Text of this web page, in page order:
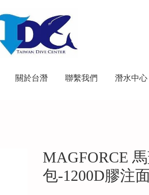
關於台潛 聯繫我們 潛水中心
MAGFORCE
包-1200D膠注